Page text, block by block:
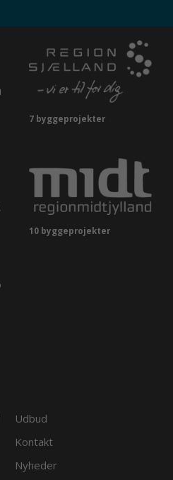
7 byggeprojekter
10 byggeprojekter
Udbud
Kontakt
Nyheder